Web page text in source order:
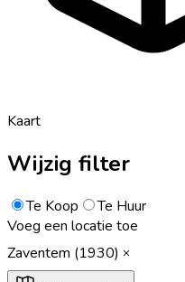
Kaart
Wijzig filter
Te Koop
Te Huur
Voeg een locatie toe
Zaventem (1930)